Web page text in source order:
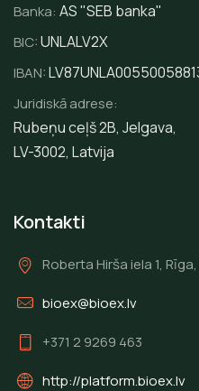
Banka: AS "SEB banka"
BIC:UNLALV2X
IBAN:
Juridiskā adrese:
Rubeņu ceļš 2B, Jelgava,
LV-3002, Latvija
Kontakti
Roberta Hirša iela 1, Rīga,
bioex@bioex.lv
+371 2 9269 463
http://platform.bioex.lv